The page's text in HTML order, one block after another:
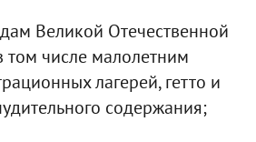
Великой Отечественной
том числе малолетним
лагерей, гетто и
содержания;